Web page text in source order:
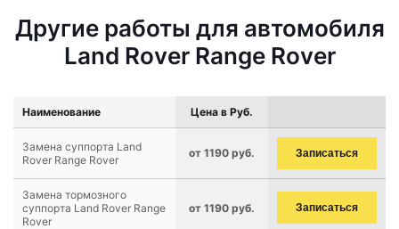
Другие работы для автомобиля
Land Rover Range Rover
Наименование Цена в Руб.
Замена суппорта Land
Rover Range Rover
от 1190 руб. Записаться
Замена тормозного
суппорта Land Rover Range
Rover
от 1190 руб. Записаться